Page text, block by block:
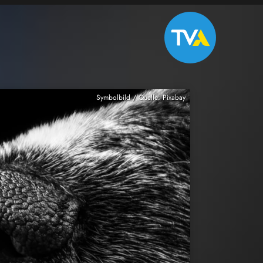
Symbolbild / Quelle: Pixabay